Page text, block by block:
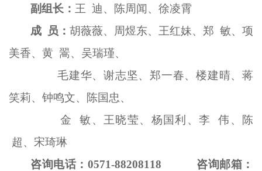
副组长： 王 迪、陈周闻 、徐凌霄
成
员： 胡薇薇、周煜东、王红妹、郑 敏、项
美香、黄 翯、吴瑞瑾、
毛建华、谢志坚、 郑一春、楼建晴、蒋
笑莉、钟鸣文、陈国忠、
金
敏、王晓莹、杨国利、李伟、陈
超、宋琦琳
咨询电话： 0571-88208118 咨询邮箱：